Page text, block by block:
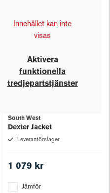
Innehållet kan inte
visas
Aktivera
funktionella
tredjepartstjänster
South West
Dexter Jacket
Leverantörslager
1 079 kr
Jämför